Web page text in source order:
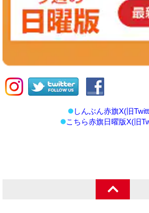
しんぶん赤旗X(旧
こちら赤旗日曜版X(旧